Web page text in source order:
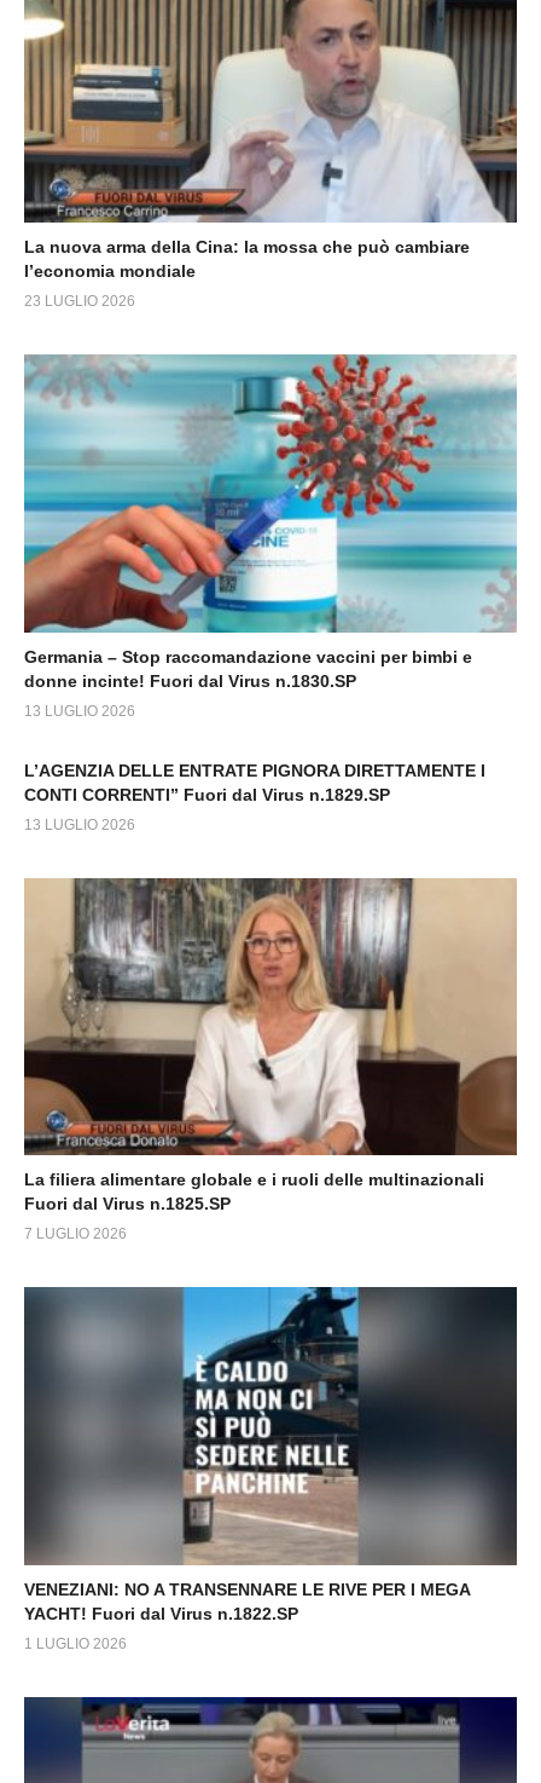
La nuova arma della Cina: la mossa che può cambiare
l’economia mondiale
23 LUGLIO 2026
Germania – Stop raccomandazione vaccini per bimbi e
donne incinte! Fuori dal Virus n.1830.SP
13 LUGLIO 2026
L’AGENZIA DELLE ENTRATE PIGNORA DIRETTAMENTE I
CONTI CORRENTI” Fuori dal Virus n.1829.SP
13 LUGLIO 2026
La filiera alimentare globale e i ruoli delle multinazionali
Fuori dal Virus n.1825.SP
7 LUGLIO 2026
VENEZIANI: NO A TRANSENNARE LE RIVE PER I MEGA
YACHT! Fuori dal Virus n.1822.SP
1 LUGLIO 2026